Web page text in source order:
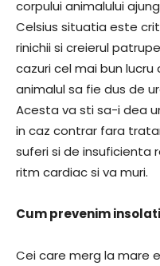
corpului animalului
Celsius situatia este
rinichii si creierul
cazuri cel mai bun
animalul sa fie dus de
Acesta va sti sa-i dea
in caz contrar fara
suferi si de insuficienta
ritm cardiac si va muri.
Cum prevenim
Cei care merg la mare